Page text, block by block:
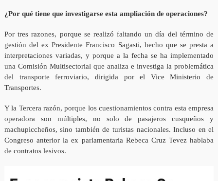
¿Por qué tiene que investigarse esta ampliación de operaciones?
Por tres razones, porque se realizó faltando un día del término de
gestión del ex Presidente Francisco Sagasti, hecho que se presta a
interpretaciones variadas, y porque a la fecha se ha implementado
una Comisión Multisectorial que analiza e investiga la problemática
del transporte ferroviario, dirigida por el Vice Ministerio de
Transportes.
Y la Tercera razón, porque los cuestionamientos contra esta empresa
operadora son múltiples, no solo de pasajeros cusqueños y
machupiccheños, sino también de turistas nacionales. Incluso en el
Congreso anterior la ex parlamentaria Rebeca Cruz Tevez hablaba
de contratos lesivos.